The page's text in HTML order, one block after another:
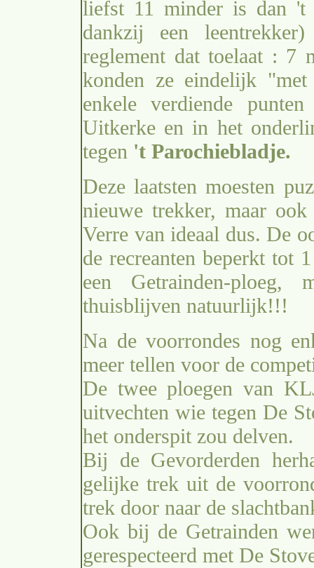
liefst 11 minder is dan 't
dankzij een
reglement dat toelaat : 7
konden ze eindelijk "met
enkele verdiende
Uitkerke en in het
tegen 't Parochiebladje.
Deze laatsten moesten
nieuwe trekker, maar ook
Verre van ideaal dus. De
de recreanten beperkt tot
een Getrainden-
thuisblijven natuurlijk!!!
Na de voorrondes nog
meer tellen voor de
De twee ploegen van
uitvechten wie tegen De
het onderspit zou delven.
Bij de Gevorderden
gelijke trek uit de
trek door naar de
Ook bij de Getrainden
gerespecteerd met De